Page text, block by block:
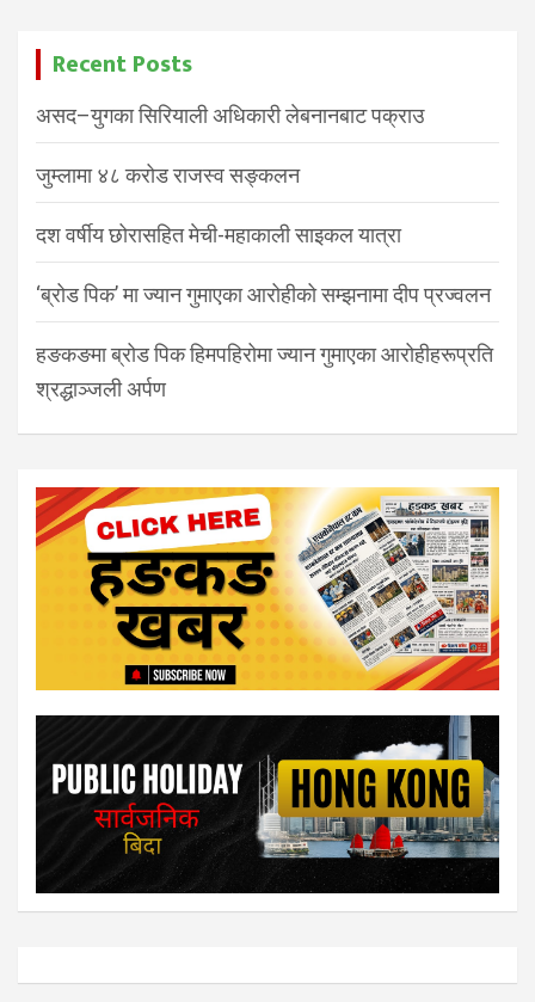
Recent Posts
असद–युगका सिरियाली अधिकारी लेबनानबाट पक्राउ
जुम्लामा ४८ करोड राजस्व सङ्कलन
दश वर्षीय छोरासहित मेची-महाकाली साइकल यात्रा
‘ब्रोड पिक’ मा ज्यान गुमाएका आरोहीको सम्झनामा दीप प्रज्वलन
हङकङमा ब्रोड पिक हिमपहिरोमा ज्यान गुमाएका आरोहीहरूप्रति
श्रद्धाञ्जली अर्पण